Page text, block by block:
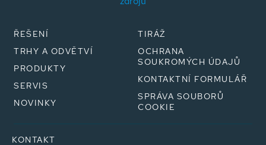
ŘEŠENÍ
TRHY A ODVĚTVÍ
PRODUKTY
SERVIS
NOVINKY
TIRÁŽ
OCHRANA
SOUKROMÝCH ÚDAJŮ
KONTAKTNÍ FORMULÁŘ
SPRÁVA SOUBORŮ
COOKIE
KONTAKT